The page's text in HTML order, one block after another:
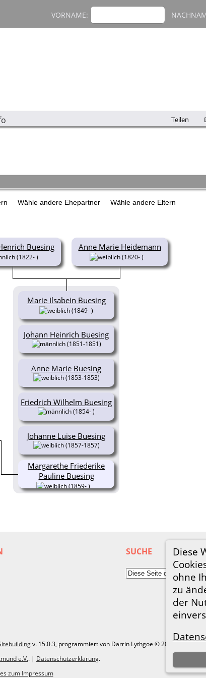
VORNAME:
Teilen
Diese
ohne
zu
der
Wähle andere Ehepartner Wähle andere Eltern
Buesing
(1822- )
Anne Marie Heidemann
(1820- )
Marie Ilsabein Buesing
(1849- )
Johann Heinrich Buesing
(1851-1851)
Anne Marie Buesing
(1853-1853)
Friedrich Wilhelm Buesing
(1854- )
Johanne Luise Buesing
(1857-1857)
Margarethe Friederike
Pauline Buesing
(1859- )
SUCHE
v. 15.0.3, programmiert von Darrin Lythgoe © 2001-2026.
e.V.. | Datenschutzerklärung.
zum Impressum